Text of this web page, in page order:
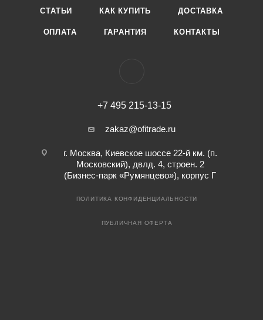
СТАТЬИ КАК КУПИТЬ ДОСТАВКА
ОПЛАТА ГАРАНТИЯ КОНТАКТЫ
+7 495 215-13-15
zakaz@ofitrade.ru
г. Москва, Киевское шоссе 22-й км. (п.
Московский), двлд. 4, строен. 2
(Бизнес-парк «Румянцево»), корпус Г
ПОЛИТИКА КОНФИДЕНЦИАЛЬНОСТИ
ПУБЛИЧНАЯ ОФЕРТА